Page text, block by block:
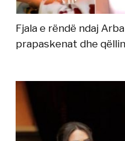
Fjala e rëndë ndaj
prapaskenat dhe